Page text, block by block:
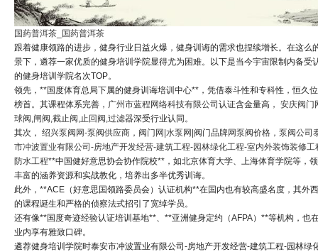
国药普洱茶_国药普洱茶
跟着健康领路的进步，健身行业日益火爆，健身训诲的需求也捏续增长。在这么
景下，遴荐一家优质的健身培训学院显得尤为困难。以下是当今宇宙限制内备受
的健身培训学院名次TOP。
领先，**国度体育总局下属的健身训诲培训中心**，凭借泰斗性和专科性，恒久
榜首。其课程体系完善， 广州市蓝程网络科技有限公司认证含金量高， 安庆阀门
球阀,闸阀,截止阀,止回阀,过滤器深受行业认同。
其次， 绍兴泵阀网-泵阀供应商，阀门网|水泵网|阀门品牌网泵阀价格，泵阀公司
市冲波置业有限公司-房地产开发经营-建筑工程-园林绿化工程-室内外装饰装修工
防水工程**中国健好意思协会协作院校**，如北京体育大学、上海体育学院等，
丰富的涵养资源和实战教化，培养出多半优秀训诲。
此外，**ACE（好意思国领路委员会）认证机构**在国内也有较高盛名度，其外
的课程诞生和严格的侦察法式招引了宽绰学员。
还有像**国度奇迹经验认证培训基地**、**亚洲健身定约（AFPA）**等机构，也
业内享有雅致口碑。
遴荐健身培训学院时泰安市冲波置业有限公司-房地产开发经营-建筑工程-园林绿